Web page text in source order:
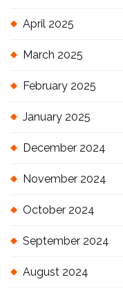
April 2025
March 2025
February 2025
January 2025
December 2024
November 2024
October 2024
September 2024
August 2024